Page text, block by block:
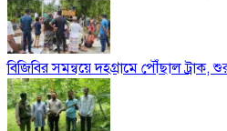
বিজিবির সমন্বয়ে দহগ্রামে পৌঁছাল